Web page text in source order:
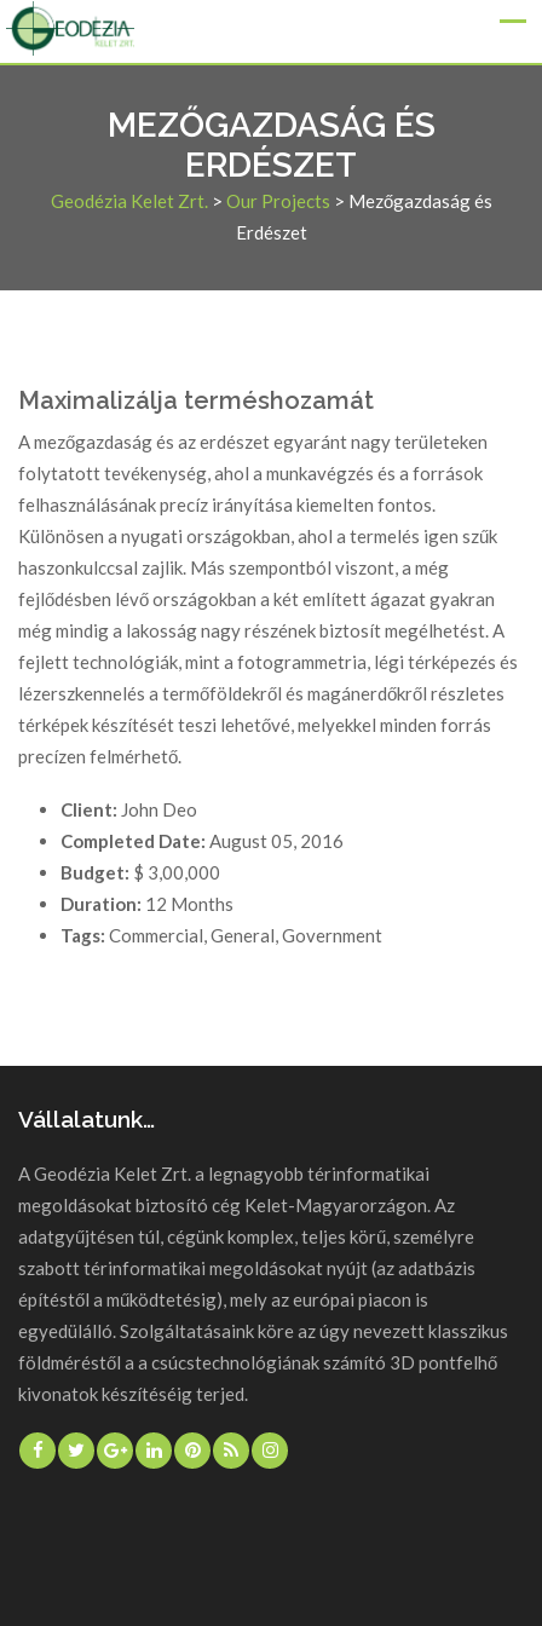
MEZŐGAZDASÁG ÉS
ERDÉSZET
Geodézia Kelet Zrt.> Our Projects > Mezőgazdaság és
Erdészet
Maximalizálja terméshozamát
A mezőgazdaság és az erdészet egyaránt nagy területeken
folytatott tevékenység, ahol a munkavégzés és a források
felhasználásának precíz irányítása kiemelten fontos.
Különösen a nyugati országokban, ahol a termelés igen szűk
haszonkulccsal zajlik. Más szempontból viszont, a még
fejlődésben lévő országokban a két említett ágazat gyakran
még mindig a lakosság nagy részének biztosít megélhetést. A
fejlett technológiák, mint a fotogrammetria, légi térképezés és
lézerszkennelés a termőföldekről és magánerdőkről részletes
térképek készítését teszi lehetővé, melyekkel minden forrás
precízen felmérhető.
Client: John Deo
Completed Date: August 05, 2016
Budget: $ 3,00,000
Duration: 12 Months
Tags: Commercial, General, Government
Vállalatunk…
A Geodézia Kelet Zrt. a legnagyobb térinformatikai
megoldásokat biztosító cég Kelet-Magyarorzágon. Az
adatgyűjtésen túl, cégünk komplex, teljes körű, személyre
szabott térinformatikai megoldásokat nyújt (az adatbázis
építéstől a működtetésig), mely az európai piacon is
egyedülálló. Szolgáltatásaink köre az úgy nevezett klasszikus
földméréstől a a csúcstechnológiának számító 3D pontfelhő
kivonatok készítéséig terjed.